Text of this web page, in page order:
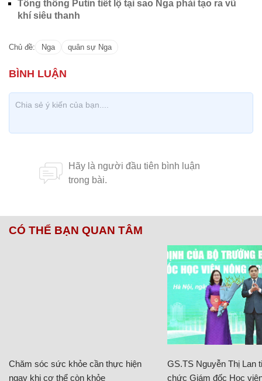
Tổng thống Putin tiết lộ tại sao Nga phải tạo ra vũ
khí siêu thanh
Chủ đề: Nga quân sự Nga
CÓ THỂ BẠN QUAN TÂM
Chăm sóc sức khỏe cần thực hiện
ngay khi cơ thể còn khỏe
GS.TS Nguyễn Thị Lan
chức Giám đốc Học